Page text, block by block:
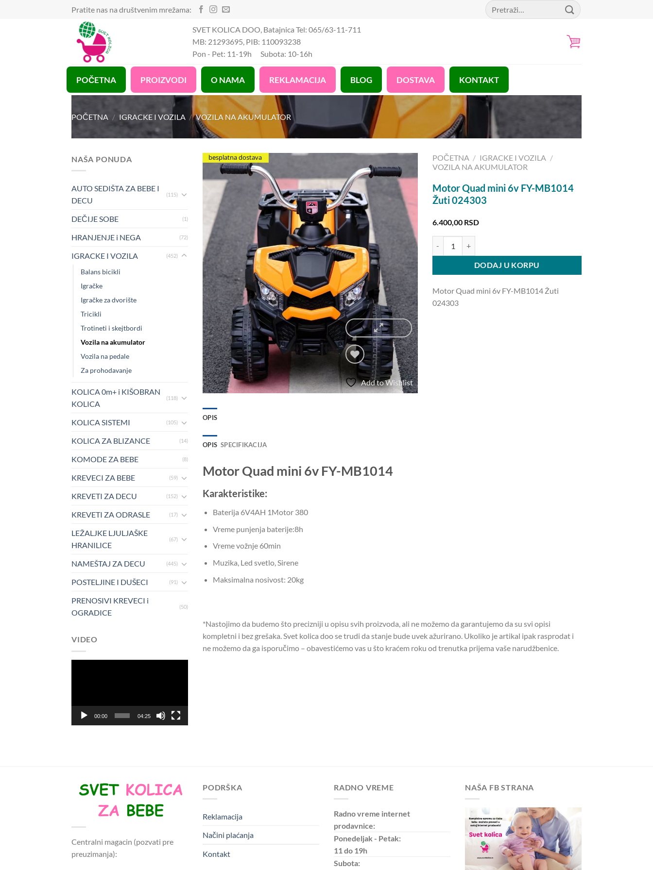
Pratite nas na društvenim mrežama:
Pretraga
za:
SVET KOLICA DOO, Batajnica Tel: 065/63-11-711
MB: 21293695, PIB: 110093238
Pon - Pet: 11-19h Subota: 10-16h
POČETNA PROIZVODI O NAMA REKLAMACIJA BLOG DOSTAVA KONTAKT
POČETNA / IGRACKE I VOZILA / VOZILA NA AKUMULATOR
NAŠA PONUDA
AUTO SEDIŠTA ZA BEBE I
DECU
(115)
DEČIJE SOBE (1)
HRANJENJE i NEGA (72)
IGRACKE I VOZILA (452)
Balans bicikli
Igračke
Igračke za dvorište
Tricikli
Trotineti i skejtbordi
Vozila na akumulator
Vozila na pedale
Za prohodavanje
KOLICA 0m+ i KIŠOBRAN
KOLICA
(118)
KOLICA SISTEMI (105)
KOLICA ZA BLIZANCE (14)
KOMODE ZA BEBE (8)
KREVECI ZA BEBE (59)
KREVETI ZA DECU (152)
KREVETI ZA ODRASLE (17)
LEŽALJKE LJULJAŠKE
HRANILICE
(67)
NAMEŠTAJ ZA DECU (445)
POSTELJINE I DUŠECI (91)
PRENOSIVI KREVECI i
OGRADICE
(50)
VIDEO
00:00 04:25
besplatna dostava
Add to Wishlist
POČETNA / IGRACKE I VOZILA /
VOZILA NA AKUMULATOR
Motor Quad mini 6v FY-MB1014
Žuti 024303
6.400,00 RSD
DODAJ U KORPU
Motor Quad mini 6v FY-MB1014 Žuti
024303
OPIS
OPIS SPECIFIKACIJA
Motor Quad mini 6v FY-MB1014
Karakteristike:
Baterija 6V4AH 1Motor 380
Vreme punjenja baterije:8h
Vreme vožnje 60min
Muzika, Led svetlo, Sirene
Maksimalna nosivost: 20kg
*Nastojimo da budemo što precizniji u opisu svih proizvoda, ali ne možemo da garantujemo da su svi opisi
kompletni i bez grešaka. Svet kolica doo se trudi da stanje bude uvek ažurirano. Ukoliko je artikal ipak rasprodat i
ne možemo da ga isporučimo – obavestićemo vas u što kraćem roku od trenutka prijema vaše narudžbenice.
Centralni magacin (pozvati pre
preuzimanja):
PODRŠKA
Reklamacija
Načini plaćanja
Kontakt
RADNO VREME
Radno vreme internet
prodavnice:
Ponedeljak - Petak:
11 do 19h
Subota:
NAŠA FB STRANA